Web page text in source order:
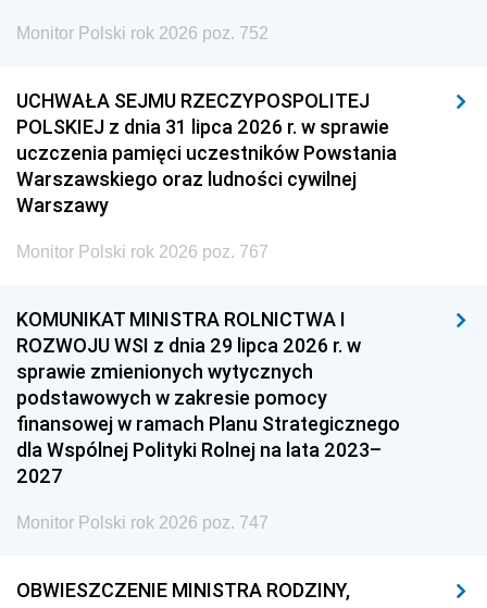
Monitor Polski rok 2026 poz. 752
UCHWAŁA SEJMU RZECZYPOSPOLITEJ
POLSKIEJ z dnia 31 lipca 2026 r. w sprawie
uczczenia pamięci uczestników Powstania
Warszawskiego oraz ludności cywilnej
Warszawy
Monitor Polski rok 2026 poz. 767
KOMUNIKAT MINISTRA ROLNICTWA I
ROZWOJU WSI z dnia 29 lipca 2026 r. w
sprawie zmienionych wytycznych
podstawowych w zakresie pomocy
finansowej w ramach Planu Strategicznego
dla Wspólnej Polityki Rolnej na lata 2023–
2027
Monitor Polski rok 2026 poz. 747
OBWIESZCZENIE MINISTRA RODZINY,